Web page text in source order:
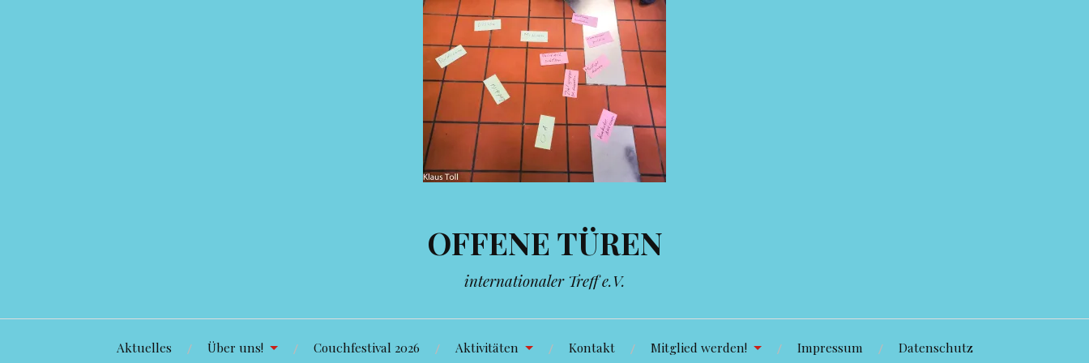
OFFENE TÜREN
internationaler Treff e.V.
Aktuelles Über uns! Couchfestival 2026 Aktivitäten Kontakt Mitglied werden! Impressum Datenschutz